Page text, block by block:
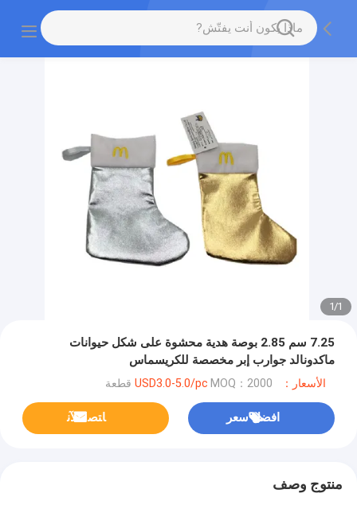
1
/
1
7.25 سم 2.85 بوصة هدية محشوة على شكل حيوانات
ماكدونالد جوارب إبر مخصصة للكريسماس
الأسعار：USD3.0-5.0/pc MOQ：2000 قطعة
افضل سعر ﺎﺘﺼﻟ ﺍﻶﻧ
منتوج وصف